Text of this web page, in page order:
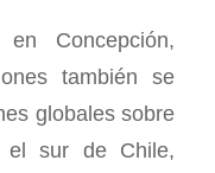
Concepción,
también se
globales sobre
el sur de Chile,